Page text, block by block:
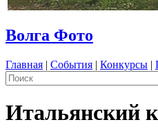
Волга Фото
Главная | События | Конкурсы |
Итальянский